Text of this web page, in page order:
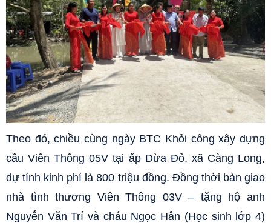
Theo đó, chiều cùng ngày BTC Khỏi công xây dựng
cầu Viên Thông 05V tại ấp Dừa Đỏ, xã Càng Long,
dự tính kinh phí là 800 triệu đồng. Đồng thời bàn giao
nhà tình thương Viên Thông 03V – tặng hộ anh
Nguyễn Văn Trí và cháu Ngọc Hân (Học sinh lớp 4)